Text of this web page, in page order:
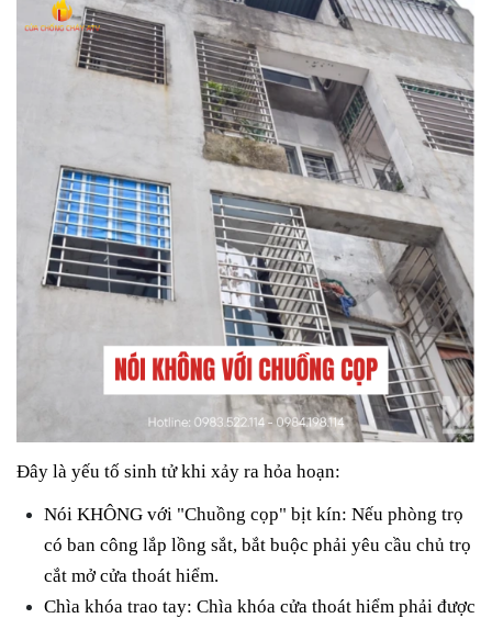
Đây là yếu tố sinh tử khi xảy ra hỏa hoạn:
Nói KHÔNG với "Chuồng cọp" bịt kín: Nếu phòng trọ
có ban công lắp lồng sắt, bắt buộc phải yêu cầu chủ trọ
cắt mở cửa thoát hiểm.
Chìa khóa trao tay: Chìa khóa cửa thoát hiểm phải được